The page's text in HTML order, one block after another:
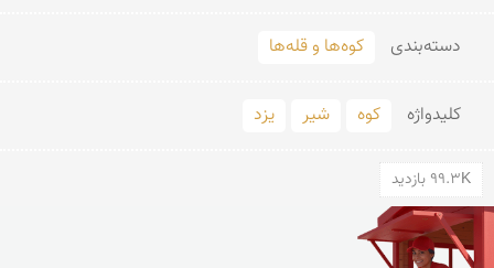
دسته‌بندی کوه‌ها و قله‌ها
کلید‌واژه کوه شیر یزد
99.3K بازدید